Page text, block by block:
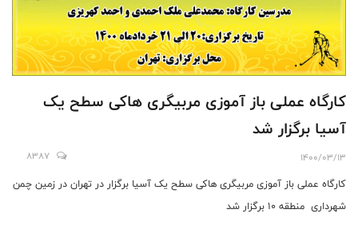
کارگاه عملی باز آموزی مربیگری هاکی سطح یک
آسیا برگزار شد
1400/03/13
8387
کارگاه عملی باز آموزی مربیگری هاکی سطح یک آسیا برگزار در تهران در زمین چمن
شهرداری منطقه 10 برگزار شد